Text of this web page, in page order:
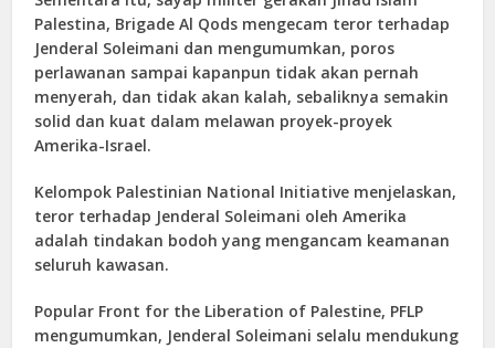
Palestina, Brigade Al Qods mengecam teror terhadap
Jenderal Soleimani dan mengumumkan, poros
perlawanan sampai kapanpun tidak akan pernah
menyerah, dan tidak akan kalah, sebaliknya semakin
solid dan kuat dalam melawan proyek-proyek
Amerika-Israel.
Kelompok Palestinian National Initiative menjelaskan,
teror terhadap Jenderal Soleimani oleh Amerika
adalah tindakan bodoh yang mengancam keamanan
seluruh kawasan.
Popular Front for the Liberation of Palestine, PFLP
mengumumkan, Jenderal Soleimani selalu mendukung